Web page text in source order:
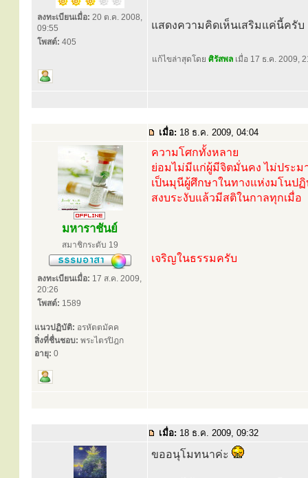
ลงทะเบียนเมื่อ: 20 ต.ค. 2008,
09:55
โพสต์: 405
แสดงความคิดเห็นเสริมแค่นี้ครับ
แก้ไขล่าสุดโดย ศิรัสพล เมื่อ 17 ธ.ค. 2009,
เมื่อ: 18 ธ.ค. 2009, 04:04
มหาราชันย์
สมาชิกระดับ 19
ลงทะเบียนเมื่อ: 17 ส.ค. 2009,
20:26
โพสต์: 1589
แนวปฏิบัติ: อรหัตตมัคค
สิ่งที่ชื่นชอบ: พระไตรปิฎก
อายุ: 0
ความโศกทั้งหลาย
ย่อมไม่มีแก่ผู้มีจิตมั่นคง ไม่ประม
เป็นมุนีผู้ศึกษาในทางแห่งมโนป
สงบระงับแล้วมีสติในกาลทุกเมื่อ
เจริญในธรรมครับ
เมื่อ: 18 ธ.ค. 2009, 09:32
ขออนุโมทนาค่ะ